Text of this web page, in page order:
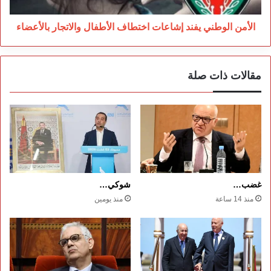
الأمن الوطني يفند إشاعات اختطاف الأطفال والاتجار بالأعضاء
مقالات ذات صلة
غضب…
منذ 14 ساعة
شوكي…
منذ يومين